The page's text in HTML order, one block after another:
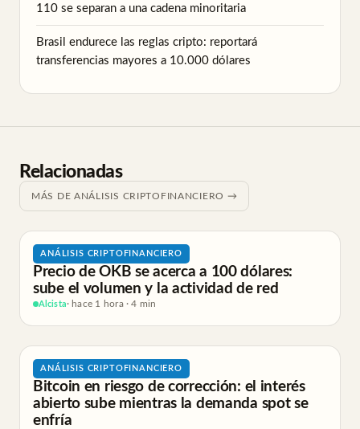
110 se separan a una cadena minoritaria
Brasil endurece las reglas cripto: reportará
transferencias mayores a 10.000 dólares
Relacionadas
MÁS DE ANÁLISIS CRIPTOFINANCIERO →
ANÁLISIS CRIPTOFINANCIERO
Precio de OKB se acerca a 100 dólares:
sube el volumen y la actividad de red
Alcista· hace 1 hora · 4 min
ANÁLISIS CRIPTOFINANCIERO
Bitcoin en riesgo de corrección: el interés
abierto sube mientras la demanda spot se
enfría